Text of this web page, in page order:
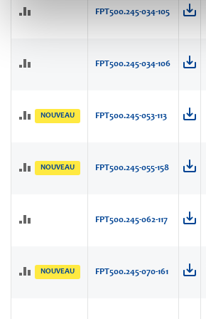
FPT500.245-034-105
FPT500.245-034-106
NOUVEAU FPT500.245-053-113
NOUVEAU FPT500.245-055-158
FPT500.245-062-117
NOUVEAU FPT500.245-070-161